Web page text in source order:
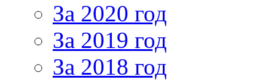
За 2020 год
За 2019 год
За 2018 год